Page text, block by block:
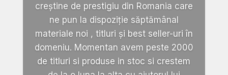
creștine de prestigiu din Romania care
ne pun la dispoziție săptămânal
materiale noi , titluri și best seller-uri în
domeniu. Momentan avem peste 2000
de titluri si produse in stoc si crestem